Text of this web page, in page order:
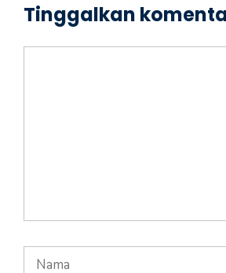
Tinggalkan
Nama